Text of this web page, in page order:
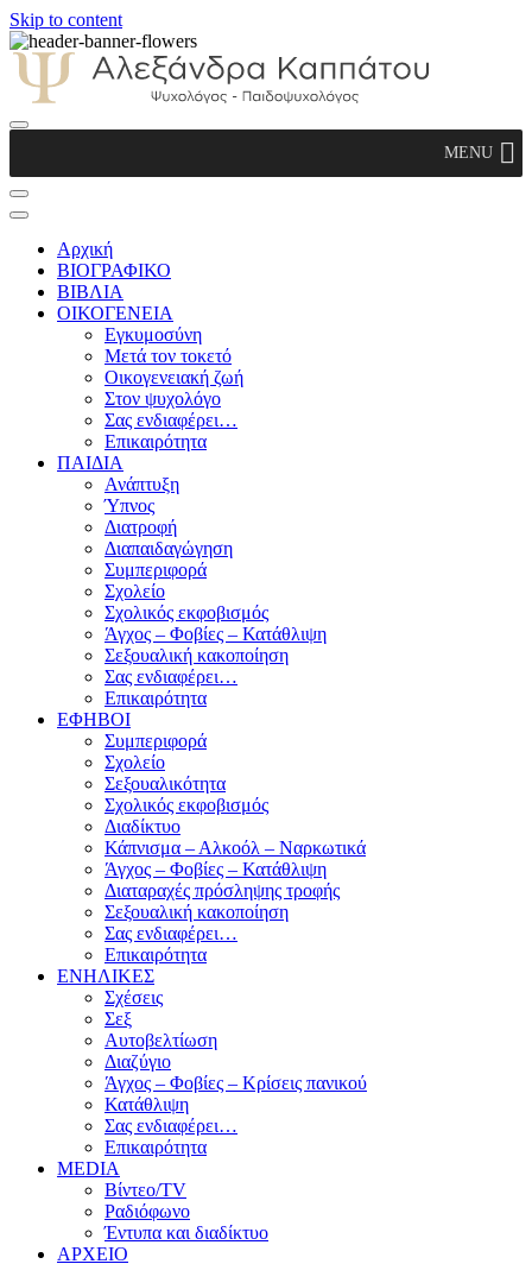
Skip to content
Παιδοψυχολόγος
MENU
Αρχική
ΒΙΟΓΡΑΦΙΚΟ
ΒΙΒΛΙΑ
ΟΙΚΟΓΕΝΕΙΑ
Εγκυμοσύνη
Μετά τον τοκετό
Οικογενειακή ζωή
Στον ψυχολόγο
Σας ενδιαφέρει…
Επικαιρότητα
ΠΑΙΔΙΑ
Ανάπτυξη
Ύπνος
Διατροφή
Διαπαιδαγώγηση
Συμπεριφορά
Σχολείο
Σχολικός εκφοβισμός
Άγχος – Φοβίες – Κατάθλιψη
Σεξουαλική κακοποίηση
Σας ενδιαφέρει…
Επικαιρότητα
ΕΦΗΒΟΙ
Συμπεριφορά
Σχολείο
Σεξουαλικότητα
Σχολικός εκφοβισμός
Διαδίκτυο
Κάπνισμα – Αλκοόλ – Ναρκωτικά
Άγχος – Φοβίες – Κατάθλιψη
Διαταραχές πρόσληψης τροφής
Σεξουαλική κακοποίηση
Σας ενδιαφέρει…
Επικαιρότητα
ΕΝΗΛΙΚΕΣ
Σχέσεις
Σεξ
Αυτοβελτίωση
Διαζύγιο
Άγχος – Φοβίες – Κρίσεις πανικού
Κατάθλιψη
Σας ενδιαφέρει…
Επικαιρότητα
MEDIA
Βίντεο/TV
Ραδιόφωνο
Έντυπα και διαδίκτυο
ΑΡΧΕΙΟ